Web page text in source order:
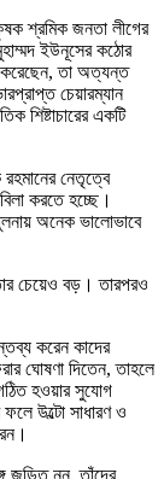
শ্রমিক জনতা লীগের
ইউনূসের কঠোর
তা অত্যন্ত
চেয়ারম্যান
শিষ্টাচারের একটি
রহমানের নেতৃত্বে
করতে হচ্ছে।
অনেক ভালোভাবে
চেয়েও বড়। তারপরও
করেন কাদের
ঘোষণা দিতেন, তাহলে
হওয়ার সুযোগ
ফলে উল্টো সাধারণ ও